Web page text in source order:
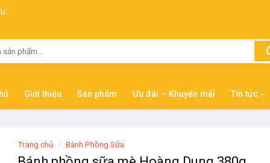
Giới thiệu Sản phẩm Ưu đãi – Khuyến mãi Tin tức
Trang chủ / Bánh Phồng Sữa